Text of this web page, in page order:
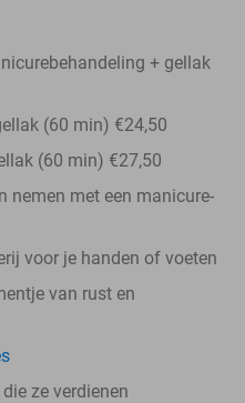
+ gellak
(60 min) €24,50
(60 min) €27,50
nemen met een manicure-
voor je handen of voeten
van rust en
ze verdienen